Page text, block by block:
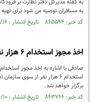
به گفته مدیرکل دفتر نظارت بر
به مسافران توصیه می شود برای
کد خبر: ۸۶۵۵۹۴ تاریخ انتشار : ۱۴۰۳/۱۲/۱۶
اخذ مجوز استخدام ۶ هزار نفر در شوراهای حل اختلاف
استخدام ۶ هزار نفر از سوی
برگزار خواهد شد.
کد خبر: ۸۶۳۷۶۶ تاریخ انتشار : ۱۴۰۳/۱۱/۱۰